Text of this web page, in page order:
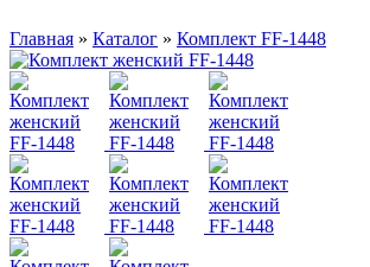
Главная » Каталог » Комплект FF-1448